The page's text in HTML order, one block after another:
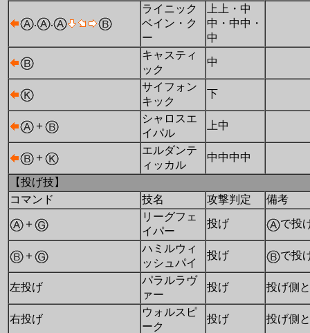
. .
ライニック
ベイン・ク
ー
上上・中
中・中中・
中
キャスティ
ック
中
サイフォン
キック
下
＋
シャロスエ
イパル
上中
＋
エルダンテ
ィッカル
中中中中
【投げ技】
コマンド
技名 攻撃判定 備考
＋
リーグフェ
イパー
投げ で投
＋
ハミルウィ
ッシュパイ
投げ で投
左投げ
パラルラヴ
ァー
投げ 投げ側
右投げ
ウォルスピ
ーク
投げ 投げ側